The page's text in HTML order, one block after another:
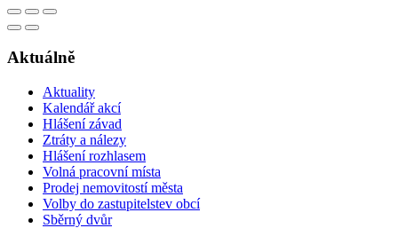
Aktuálně
Aktuality
Kalendář akcí
Hlášení závad
Ztráty a nálezy
Hlášení rozhlasem
Volná pracovní místa
Prodej nemovitostí města
Volby do zastupitelstev obcí
Sběrný dvůr